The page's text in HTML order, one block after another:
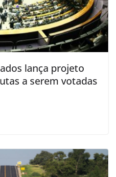
lança projeto
a serem votadas